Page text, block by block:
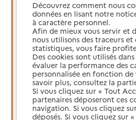
Vous êtes dans une
d’urgence ?
Mettre en place des
soins à domicile
Organiser une sortie
Trouver un établissement
Découvrez comment nous
données en lisant notre
à caractère personnel.
Afin de mieux vous servir et
nous utilisons des traceurs et
statistiques, vous faire
Des cookies sont utilisés
évaluer la performance des
personnalisée en fonction
savoir plus, consultez la
Si vous cliquez sur « Tout
partenaires déposeront ces
navigation. Si vous cliquez
déposés. Si vous cliquez sur